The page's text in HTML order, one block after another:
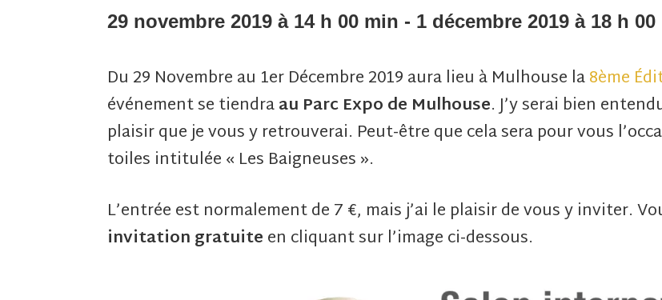
29 novembre 2019 à 14 h 00 min - 1 décembre 2019 à 18 h
Du 29 Novembre au 1er Décembre 2019 aura lieu à Mulhouse la8ème
événement se tiendraau Parc Expo de Mulhouse. J’y serai bien
plaisir que je vous y retrouverai. Peut-être que cela sera pour vous
toiles intitulée « Les Baigneuses ».
L’entrée est normalement de 7 €, mais j’ai le plaisir de vous y inviter.
invitation gratuiteen cliquant sur l’image ci-dessous.